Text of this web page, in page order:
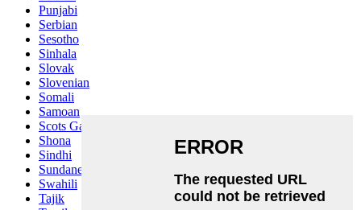
Punjabi
Serbian
Sesotho
Sinhala
Slovak
Slovenian
Somali
Samoan
Scots Gaelic
Shona
Sindhi
Sundanese
Swahili
Tajik